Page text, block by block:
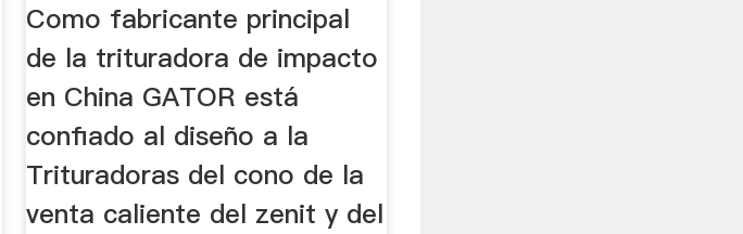
Como fabricante principal
de la trituradora de impacto
en China GATOR está
confiado al diseño a la
Trituradoras del cono de la
venta caliente del zenit y del